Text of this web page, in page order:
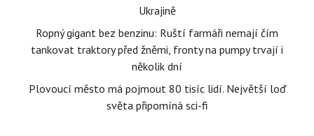
Ukrajině
Ropný gigant bez benzinu: Ruští farmáři nemají čím
tankovat traktory před žněmi, fronty na pumpy trvají i
několik dní
Plovoucí město má pojmout 80 tisíc lidí. Největší loď
světa připomíná sci-fi